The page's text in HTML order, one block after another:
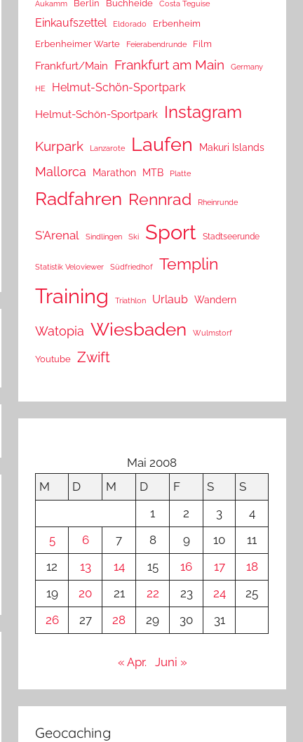
Aukamm Berlin Buchheide Costa Teguise
Einkaufszettel Eldorado
Erbenheim
Erbenheimer Warte
Feierabendrunde Film
Frankfurt/Main Frankfurt am Main Germany
HE Helmut-Schön-Sportpark
Helmut-Schön-Sportpark Instagram
Kurpark Lanzarote Laufen Makuri Islands
Mallorca Marathon MTB Platte
Radfahren Rennrad Rheinrunde
S'Arenal Sindlingen Ski Sport Stadtseerunde
Statistik Veloviewer Südfriedhof Templin
Training Triathlon Urlaub Wandern
Watopia Wiesbaden Wulmstorf
Youtube Zwift
Mai 2008
M
D M D F S
S
1
2 3
4
5
6 7 8 9 10
11
12
13 14 15 16 17
18
19
20 21 22 23 24
25
26
27 28 29 30 31
« Apr. Juni »
Geocaching